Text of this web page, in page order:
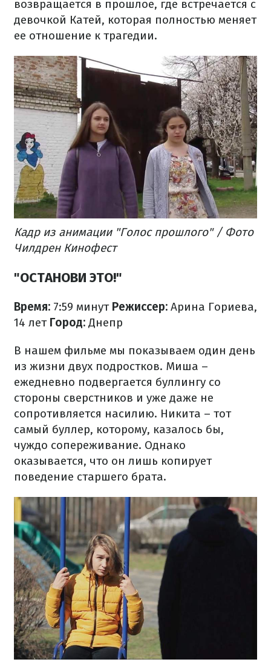
возвращается в прошлое, где встречается с
девочкой Катей, которая полностью меняет
ее отношение к трагедии.
Кадр из анимации "Голос прошлого" / Фото
Чилдрен Кинофест
"ОСТАНОВИ ЭТО!"
Время: 7:59 минут Режиссер: Арина Гориева,
14 лет Город: Днепр
В нашем фильме мы показываем один день
из жизни двух подростков. Миша –
ежедневно подвергается буллингу со
стороны сверстников и уже даже не
сопротивляется насилию. Никита – тот
самый буллер, которому, казалось бы,
чуждо сопереживание. Однако
оказывается, что он лишь копирует
поведение старшего брата.